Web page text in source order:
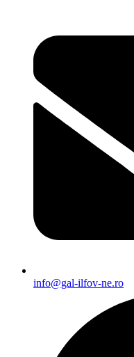
info@gal-ilfov-ne.ro